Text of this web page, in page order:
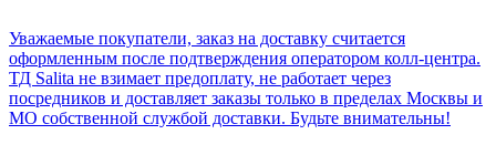
Уважаемые покупатели, заказ на доставку считается
оформленным после подтверждения оператором колл-центра.
ТД Salita не взимает предоплату, не работает через
посредников и доставляет заказы только в пределах Москвы и
МО собственной службой доставки. Будьте внимательны!